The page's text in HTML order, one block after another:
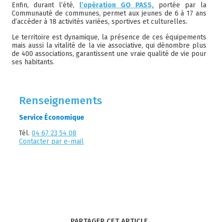
Enfin, durant l’été, l’opération GO PASS,portée par la
Communauté de communes, permet aux jeunes de 6 à 17 ans
d’accéder à 18 activités variées, sportives et culturelles.
Le territoire est dynamique, la présence de ces équipements
mais aussi la vitalité de la vie associative, qui dénombre plus
de 400 associations, garantissent une vraie qualité de vie pour
ses habitants.
Renseignements
Service Économique
Tél. 04 67 23 54 08
Contacter par e-mail